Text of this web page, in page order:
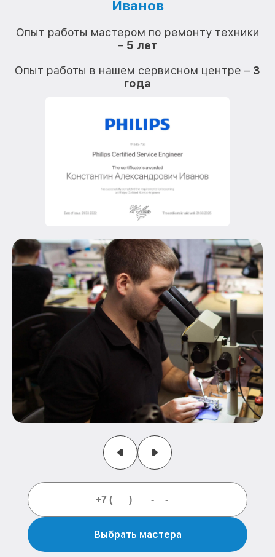
Иванов
Опыт работы мастером по ремонту техники
– 5 лет
Опыт работы в нашем сервисном центре – 3
года
Выбрать мастера